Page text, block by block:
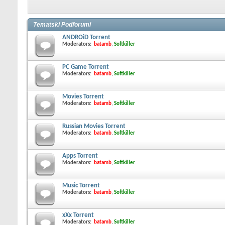
Tematski Podforumi
ANDROiD Torrent
Moderators: batamb, Softkiller
PC Game Torrent
Moderators: batamb, Softkiller
Movies Torrent
Moderators: batamb, Softkiller
Russian Movies Torrent
Moderators: batamb, Softkiller
Apps Torrent
Moderators: batamb, Softkiller
Music Torrent
Moderators: batamb, Softkiller
xXx Torrent
Moderators: batamb, Softkiller